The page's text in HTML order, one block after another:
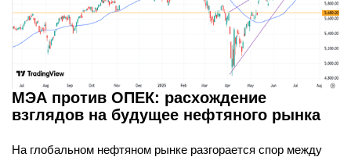
МЭА против ОПЕК: расхождение
взглядов на будущее нефтяного рынка
На глобальном нефтяном рынке разгорается спор между